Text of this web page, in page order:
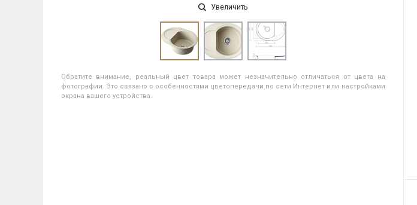
Увеличить
Обратите внимание, реальный цвет товара может незначительно отличаться от цвета на
фотографии. Это связано с особенностями цветопередачи по сети Интернет или настройками
экрана вашего устройства.